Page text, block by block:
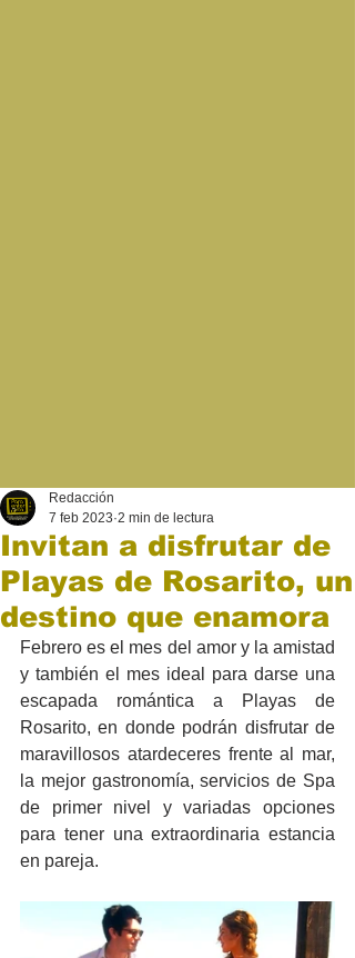
Invitan a disfrutar de
Playas de Rosarito, un
destino que enamora
Redacción
7 feb 2023 2 min de lectura
Febrero es el mes del amor y la amistad
y también el mes ideal para darse una
escapada romántica a Playas de
Rosarito, en donde podrán disfrutar de
maravillosos atardeceres frente al mar,
la mejor gastronomía, servicios de Spa
de primer nivel y variadas opciones
para tener una extraordinaria estancia
en pareja.